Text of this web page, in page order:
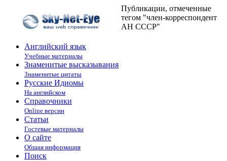
Публикации, отмеченные
тегом "член-корреспондент
АН СССР"
Английский язык
Учебные материалы
Знаменитые высказывания
Знаменитые цитаты
Русские Идиомы
На английском
Справочники
Online версии
Статьи
Гостевые материалы
О сайте
Общая информация
Поиск